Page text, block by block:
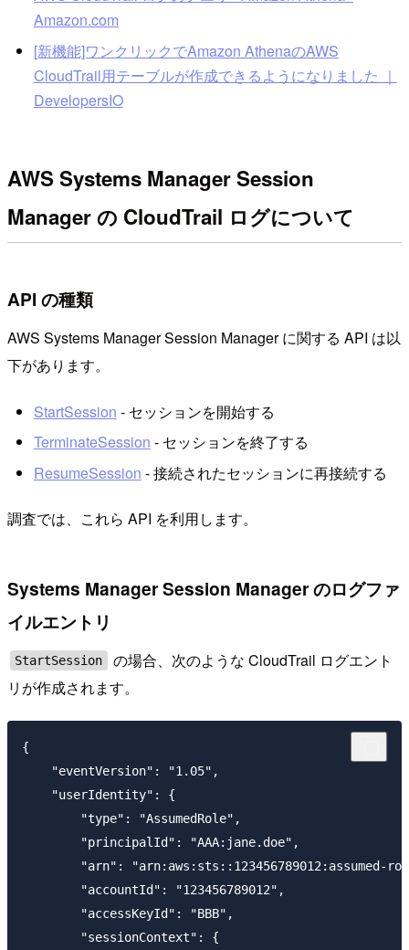
Amazon.com
[新機能]ワンクリックでAmazon AthenaのAWS
CloudTrail用テーブルが作成できるようになりました ｜
DevelopersIO
AWS Systems Manager Session
Manager の CloudTrail ログについて
API の種類
AWS Systems Manager Session Manager に関する API は以
下があります。
StartSession - セッションを開始する
TerminateSession - セッションを終了する
ResumeSession - 接続されたセッションに再接続する
調査では、これら API を利用します。
Systems Manager Session Manager のログファ
イルエントリ
StartSession
の場合、次のような CloudTrail ログエント
リが作成されます。
{
    "eventVersion": "1.05",
    "userIdentity": {
        "type": "AssumedRole",
        "principalId": "AAA:jane.doe",
"arn": "arn:aws:sts::123456789012:assumed-
        "accountId": "123456789012",
        "accessKeyId": "BBB",
        "sessionContext": {